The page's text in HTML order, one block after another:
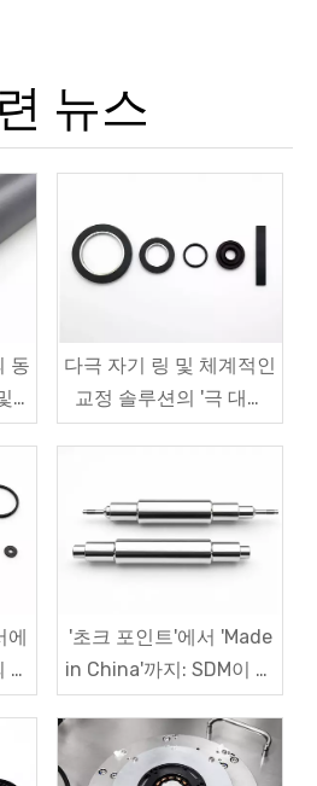
뉴스
동
다극 자기 링 및 체계적인
교정 솔루션의 '극 대칭
편차' 문제
는
'초크 포인트'에서 'Made
in China'까지: SDM이 자
기 부상 모터 로터 분야에
서 국내 강점을 구축하는
방법